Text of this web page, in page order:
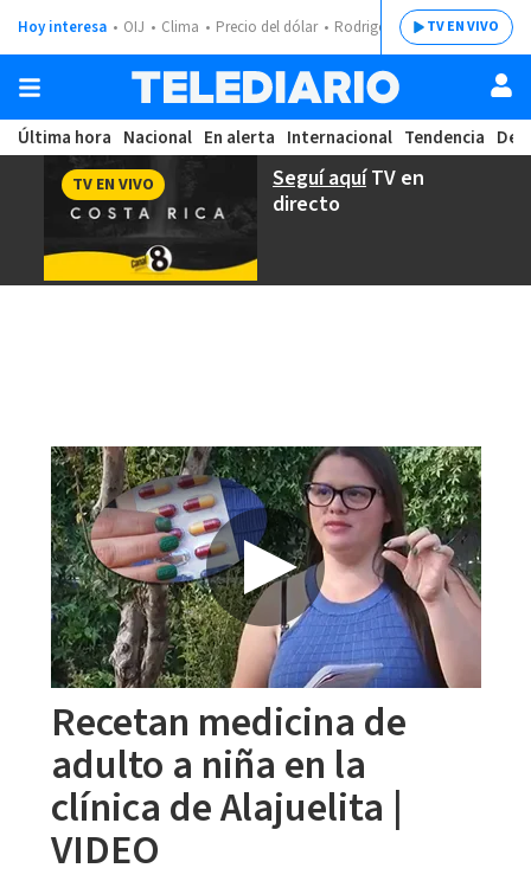
Hoy interesa OIJ Clima Precio del dólar Rodrigo ChavesTV EN VIVO
Última hora Nacional En alerta Internacional Tendencia
Seguí aquíTV en
directo
TV EN VIVO
Recetan medicina de
adulto a niña en la
clínica de Alajuelita |
VIDEO